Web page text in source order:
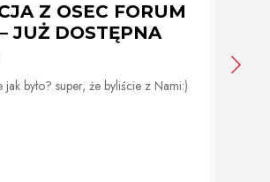
Z OSEC FORUM
JUŻ DOSTĘPNA
jak było? super, że byliście z Nami:)
2026-